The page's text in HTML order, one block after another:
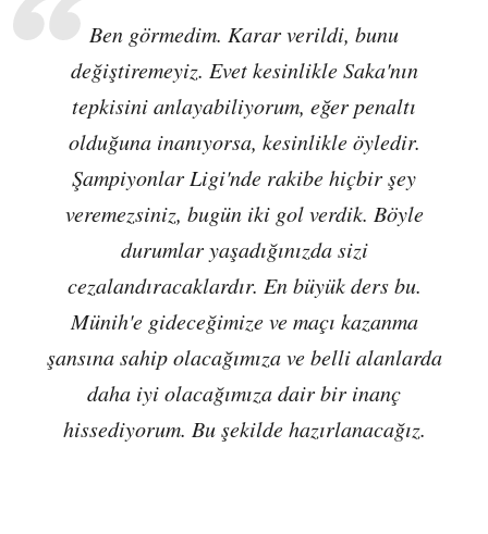
Ben görmedim. Karar verildi, bunu
değiştiremeyiz. Evet kesinlikle Saka'nın
tepkisini anlayabiliyorum, eğer penaltı
olduğuna inanıyorsa, kesinlikle öyledir.
Şampiyonlar Ligi'nde rakibe hiçbir şey
veremezsiniz, bugün iki gol verdik. Böyle
durumlar yaşadığınızda sizi
cezalandıracaklardır. En büyük ders bu.
Münih'e gideceğimize ve maçı kazanma
şansına sahip olacağımıza ve belli alanlarda
daha iyi olacağımıza dair bir inanç
hissediyorum. Bu şekilde hazırlanacağız.